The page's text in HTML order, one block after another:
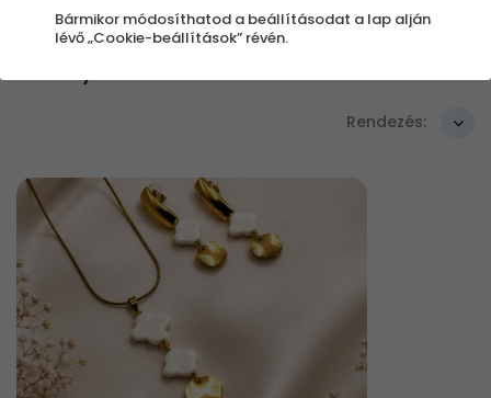
Rendezés:
Bármikor módosíthatod a beállításodat a lap alján
lévő „Cookie-beállítások” révén.